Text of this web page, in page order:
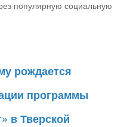
популярную социальную
рождается
программы
в Тверской